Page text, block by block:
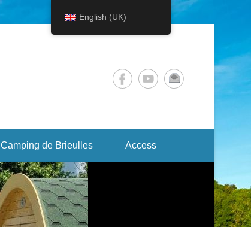
Camping de Brieulles Access
English (UK)